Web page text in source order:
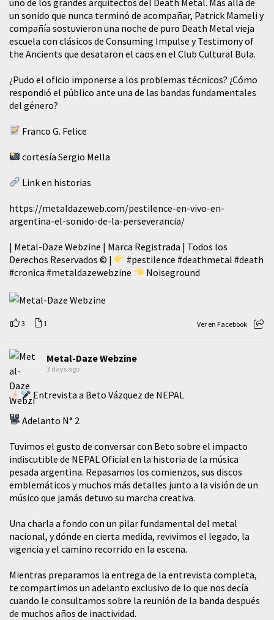
un sonido que nunca terminó de acompañar, Patrick Mameli y
compañía sostuvieron una noche de puro Death Metal vieja
escuela con clásicos de Consuming Impulse y Testimony of
the Ancients que desataron el caos en el Club Cultural Bula.
¿Pudo el oficio imponerse a los problemas técnicos? ¿Cómo
respondió el público ante una de las bandas fundamentales
del género?
Franco G. Felice
cortesía Sergio Mella
Link en historias
https://metaldazeweb.com/pestilence-en-vivo-en-
argentina-el-sonido-de-la-perseverancia/
| Metal-Daze Webzine | Marca Registrada | Todos los
Derechos Reservados © |
#pestilence #deathmetal #death
#cronica #metaldazewebzine Noiseground
3 1 Ver en Facebook
Metal-Daze Webzine
3 days ago
Entrevista a Beto Vázquez de NEPAL
Adelanto N° 2
Tuvimos el gusto de conversar con Beto sobre el impacto
indiscutible de NEPAL Oficial en la historia de la música
pesada argentina. Repasamos los comienzos, sus discos
emblemáticos y muchos más detalles junto a la visión de un
músico que jamás detuvo su marcha creativa.
​Una charla a fondo con un pilar fundamental del metal
nacional, y dónde en cierta medida, revivimos el legado, la
vigencia y el camino recorrido en la escena.
Mientras preparamos la entrega de la entrevista completa,
te compartimos un adelanto exclusivo de lo que nos decía
cuando le consultamos sobre la reunión de la banda después
de muchos años de inactividad.